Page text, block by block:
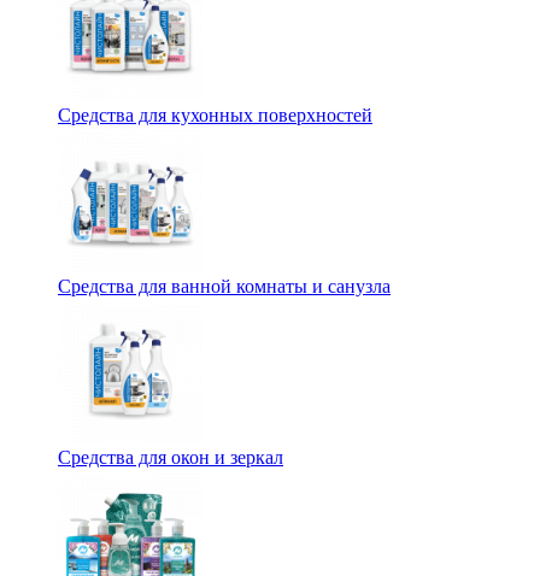
Средства для кухонных поверхностей
Средства для ванной комнаты и санузла
Средства для окон и зеркал